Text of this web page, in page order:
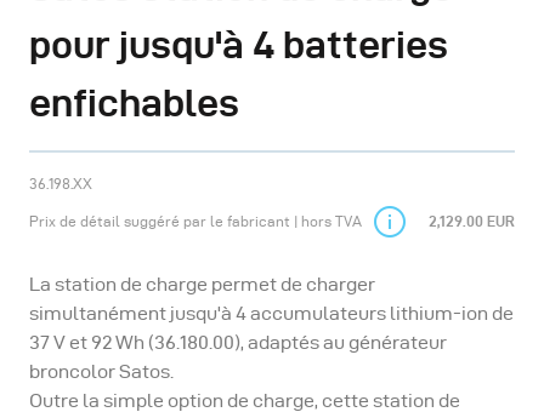
pour jusqu'à 4 batteries
enfichables
36.198.XX
Prix de détail suggéré par le fabricant | hors TVA 2,129.00 EUR
La station de charge permet de charger
simultanément jusqu'à 4 accumulateurs lithium-ion de
37 V et 92 Wh (36.180.00), adaptés au générateur
broncolor Satos.
Outre la simple option de charge, cette station de